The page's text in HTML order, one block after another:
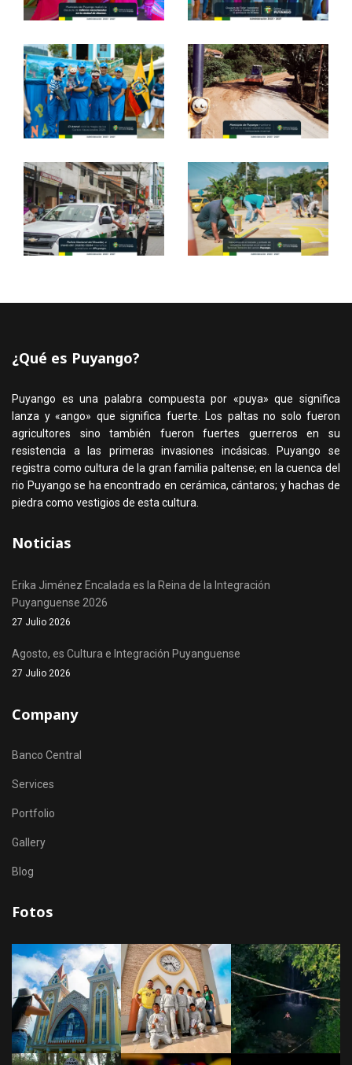
¿Qué es Puyango?
Puyango es una palabra compuesta por «puya» que significa
lanza y «ango» que significa fuerte. Los paltas no solo fueron
agricultores sino también fueron fuertes guerreros en su
resistencia a las primeras invasiones incásicas. Puyango se
registra como cultura de la gran familia paltense; en la cuenca del
rio Puyango se ha encontrado en cerámica, cántaros; y hachas de
piedra como vestigios de esta cultura.
Noticias
Erika Jiménez Encalada es la Reina de la Integración
Puyanguense 2026
27 Julio 2026
Agosto, es Cultura e Integración Puyanguense
27 Julio 2026
Company
Banco Central
Services
Portfolio
Gallery
Blog
Fotos